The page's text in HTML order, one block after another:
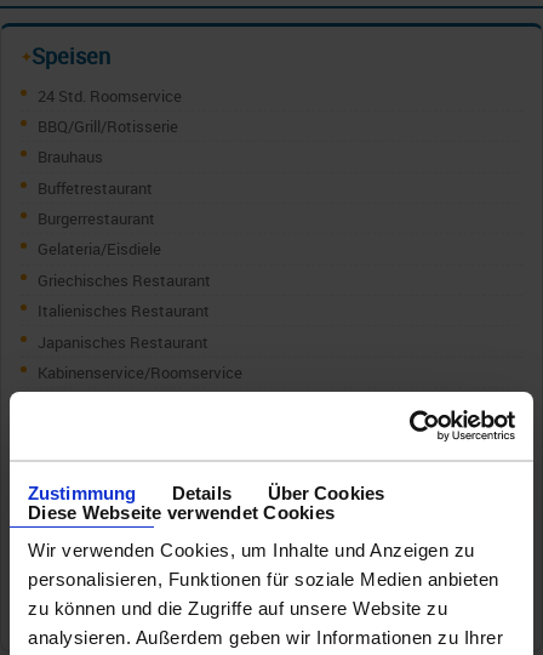
Zustimmung Details
Über Cookies
Diese Webseite verwendet Cookies
Wir verwenden Cookies, um Inhalte und Anzeigen zu
personalisieren, Funktionen für soziale Medien anbieten
zu können und die Zugriffe auf unsere Website zu
analysieren. Außerdem geben wir Informationen zu Ihrer
✦Speisen
24 Std. Roomservice
BBQ/Grill/Rotisserie
Brauhaus
Buffetrestaurant
Burgerrestaurant
Gelateria/Eisdiele
Griechisches Restaurant
Italienisches Restaurant
Japanisches Restaurant
Kabinenservice/Roomservice
Poolrestaurant
Seafood Restaurant
Sportsbar
Steakhouse
Sushi
Tapas Bar